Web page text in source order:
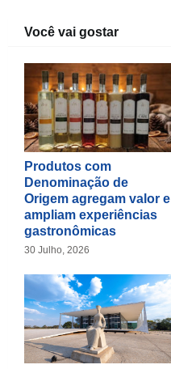
Você vai gostar
Produtos com
Denominação de
Origem agregam valor e
ampliam experiências
gastronômicas
30 Julho, 2026